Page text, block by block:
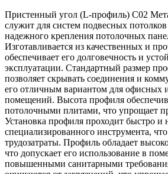
Пристенный угол (L-профиль) С02
служит для систем подвесных потолков
надежного крепления потолочных
Изготавливается из качественных и
обеспечивает его долговечность и
эксплуатации. Стандартный размер
позволяет скрывать соединения и
его отличным вариантом для офисных
помещений. Высота профиля
потолочными плитами, что упрощает
Установка профиля проходит быстро и
специализированного инструмента,
трудозатраты. Профиль обладает
что допускает его использование в
повышенными санитарными